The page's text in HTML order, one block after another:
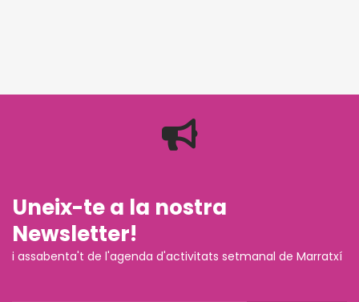
Uneix-te a la nostra
Newsletter!
i assabenta't de l'agenda d'activitats setmanal de Marratxí